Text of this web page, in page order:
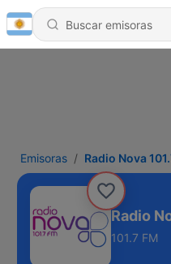
Emisoras Radio Nova
Radio
101.7 FM